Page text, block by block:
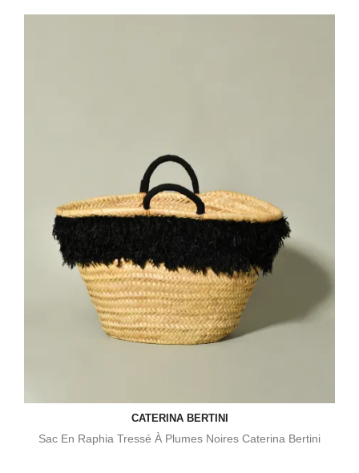
CATERINA BERTINI
Sac En Raphia Tressé À Plumes Noires Caterina Bertini